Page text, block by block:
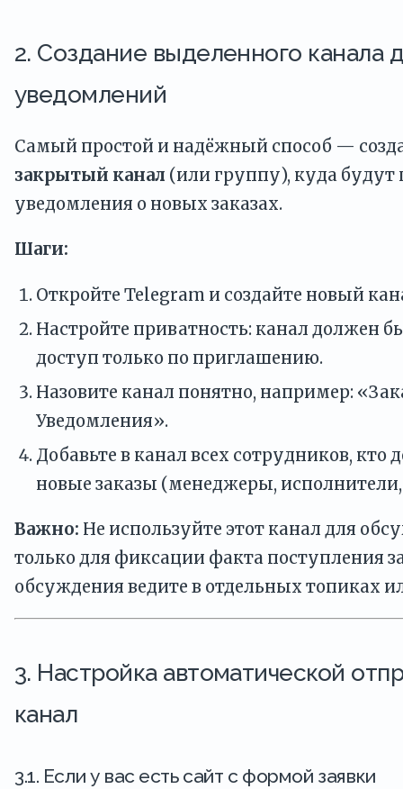
2. Создание выделенного канала
уведомлений
Самый простой и надёжный способ —
закрытый канал (или группу), куда будут
уведомления о новых заказах.
Шаги:
Откройте Telegram и создайте новый
Настройте приватность: канал должен
доступ только по приглашению.
Назовите канал понятно, например:
Уведомления».
Добавьте в канал всех сотрудников, кто
новые заказы (менеджеры,
Важно: Не используйте этот канал для
только для фиксации факта поступления
обсуждения ведите в отдельных топиках
3. Настройка автоматической
канал
3.1. Если у вас есть сайт с формой заявки